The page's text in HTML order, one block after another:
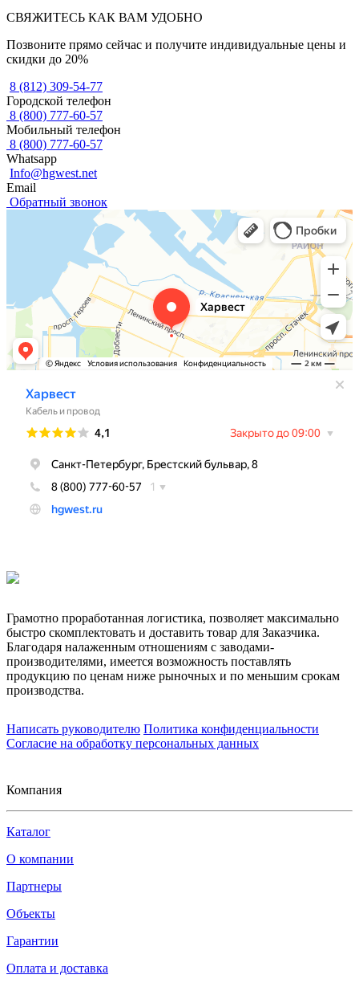
СВЯЖИТЕСЬ КАК ВАМ УДОБНО
Позвоните прямо сейчас и получите индивидуальные цены и
скидки до 20%
8 (812) 309-54-77
Городской телефон
8 (800) 777-60-57
Мобильный телефон
8 (800) 777-60-57
Whatsapp
Info@hgwest.net
Email
Обратный звонок
Грамотно проработанная логистика, позволяет максимально
быстро скомплектовать и доставить товар для Заказчика.
Благодаря налаженным отношениям с заводами-
производителями, имеется возможность поставлять
продукцию по ценам ниже рыночных и по меньшим срокам
производства.
Написать руководителю Политика конфиденциальности
Согласие на обработку персональных данных
Компания
Каталог
О компании
Партнеры
Объекты
Гарантии
Оплата и доставка